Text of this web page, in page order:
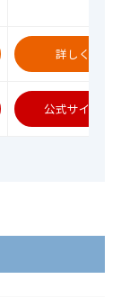
詳しくはこ
公式サイトは